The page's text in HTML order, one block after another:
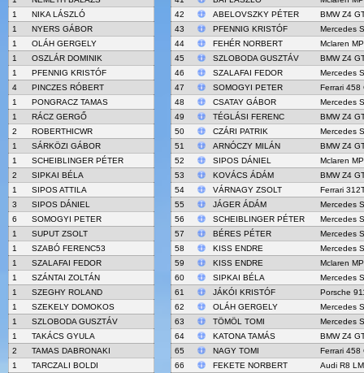
1
NIKA LÁSZLÓ
1
NYERS GÁBOR
1
OLÁH GERGELY
1
OSZLÁR DOMINIK
1
PFENNIG KRISTÓF
4
PINCZES RÓBERT
1
PONGRACZ TAMAS
1
RÁCZ GERGŐ
2
ROBERTHICWR
1
SÁRKÖZI GÁBOR
1
SCHEIBLINGER PÉTER
2
SIPKAI BÉLA
1
SIPOS ATTILA
3
SIPOS DÁNIEL
6
SOMOGYI PETER
1
SUPUT ZSOLT
1
SZABÓ FERENC53
1
SZALAFAI FEDOR
1
SZÁNTAI ZOLTÁN
1
SZEGHY ROLAND
1
SZEKELY DOMOKOS
1
SZLOBODA GUSZTÁV
1
TAKÁCS GYULA
2
TAMAS DABRONAKI
1
TARCZALI BOLDI
42
ABELOVSZKY PÉTER
BMW Z4
43
PFENNIG KRISTÓF
Mercedes
44
FEHÉR NORBERT
Mclaren
45
SZLOBODA GUSZTÁV
BMW Z4
46
SZALAFAI FEDOR
Mercedes
47
SOMOGYI PETER
Ferrari 458
48
CSATAY GÁBOR
Mercedes
49
TÉGLÁSI FERENC
BMW Z4
50
CZÁRI PATRIK
Mercedes
51
ARNÓCZY MILÁN
BMW Z4
52
SIPOS DÁNIEL
Mclaren
53
KOVÁCS ÁDÁM
BMW Z4
54
VÁRNAGY ZSOLT
Ferrari
55
JÁGER ÁDÁM
Mercedes
56
SCHEIBLINGER PÉTER
Mercedes
57
BÉRES PÉTER
Mercedes
58
KISS ENDRE
Mercedes
59
KISS ENDRE
Mclaren
60
SIPKAI BÉLA
Mercedes
61
JÁKÓI KRISTÓF
Porsche
62
OLÁH GERGELY
Mercedes
63
TÖMÖL TOMI
Mercedes
64
KATONA TAMÁS
BMW Z4
65
NAGY TOMI
Ferrari 458
66
FEKETE NORBERT
Audi R8